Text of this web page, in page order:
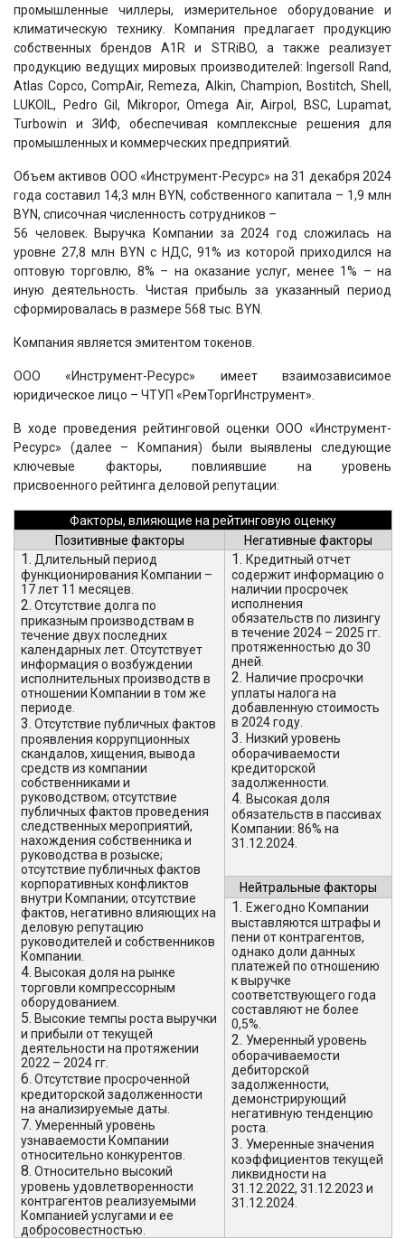
промышленные чиллеры, измерительное оборудование и
климатическую технику. Компания предлагает продукцию
собственных брендов A1R и STRiBO, а также реализует
продукцию ведущих мировых производителей: Ingersoll Rand,
Atlas Copco, CompAir, Remeza, Alkin, Champion, Bostitch, Shell,
LUKOIL, Pedro Gil, Mikropor, Omega Air, Airpol, BSC, Lupamat,
Turbowin и ЗИФ, обеспечивая комплексные решения для
промышленных и коммерческих предприятий.
Объем активов ООО «Инструмент-Ресурс» на 31 декабря 2024
года составил 14,3 млн BYN, собственного капитала – 1,9 млн
BYN, списочная численность сотрудников –
56 человек. Выручка Компании за 2024 год сложилась на
уровне 27,8 млн BYN с НДС, 91% из которой приходился на
оптовую торговлю, 8% – на оказание услуг, менее 1% – на
иную деятельность. Чистая прибыль за указанный период
сформировалась в размере 568 тыс. BYN.
Компания является эмитентом токенов.
ООО «Инструмент-Ресурс» имеет взаимозависимое
юридическое лицо – ЧТУП «РемТоргИнструмент».
В ходе проведения рейтинговой оценки ООО «Инструмент-
Ресурс» (далее – Компания) были выявлены следующие
ключевые факторы, повлиявшие на уровень
присвоенного рейтинга деловой репутации:
Факторы, влияющие на рейтинговую оценку
Позитивные факторы
Негативные факторы
1. Длительный период
функционирования Компании –
17 лет 11 месяцев.
2. Отсутствие долга по
приказным производствам в
течение двух последних
календарных лет. Отсутствует
информация о возбуждении
исполнительных производств в
отношении Компании в том же
периоде.
3. Отсутствие публичных фактов
проявления коррупционных
скандалов, хищения, вывода
средств из компании
собственниками и
руководством; отсутствие
публичных фактов проведения
следственных мероприятий,
нахождения собственника и
руководства в розыске;
отсутствие публичных фактов
корпоративных конфликтов
внутри Компании; отсутствие
фактов, негативно влияющих на
деловую репутацию
руководителей и собственников
Компании.
4. Высокая доля на рынке
торговли компрессорным
оборудованием.
5. Высокие темпы роста выручки
и прибыли от текущей
деятельности на протяжении
2022 – 2024 гг.
6. Отсутствие просроченной
кредиторской задолженности
на анализируемые даты.
7. Умеренный уровень
узнаваемости Компании
относительно конкурентов.
8. Относительно высокий
уровень удовлетворенности
контрагентов реализуемыми
Компанией услугами и ее
добросовестностью.
1.Кредитный отчет
содержит информацию о
наличии просрочек
исполнения
обязательств по лизингу
в течение 2024 – 2025 гг.
протяженностью до 30
дней.
2.Наличие просрочки
уплаты налога на
добавленную стоимость
в 2024 году.
3.Низкий уровень
оборачиваемости
кредиторской
задолженности.
4.Высокая доля
обязательств в пассивах
Компании: 86% на
31.12.2024.
Нейтральные факторы
1.Ежегодно Компании
выставляются штрафы и
пени от контрагентов,
однако доли данных
платежей по отношению
к выручке
соответствующего года
составляют не более
0,5%.
2. Умеренный уровень
оборачиваемости
дебиторской
задолженности,
демонстрирующий
негативную тенденцию
роста.
3. Умеренные значения
коэффициентов текущей
ликвидности на
31.12.2022, 31.12.2023 и
31.12.2024.